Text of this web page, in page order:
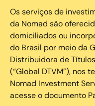
Os serviços de
da Nomad são
domiciliados ou
do Brasil por meio da
Distribuidora de
(“Global DTVM”), nos
Nomad Investment
acesse o documento